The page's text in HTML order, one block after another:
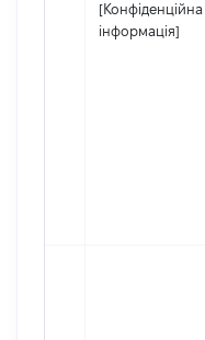
[Конфіденційна
інформація]